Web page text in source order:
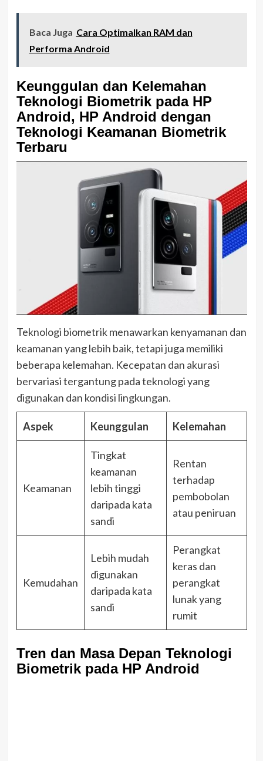
Baca Juga Cara Optimalkan RAM dan
Performa Android
Keunggulan dan Kelemahan
Teknologi Biometrik pada HP
Android, HP Android dengan
Teknologi Keamanan Biometrik
Terbaru
Teknologi biometrik menawarkan kenyamanan dan
keamanan yang lebih baik, tetapi juga memiliki
beberapa kelemahan. Kecepatan dan akurasi
bervariasi tergantung pada teknologi yang
digunakan dan kondisi lingkungan.
Aspek Keunggulan Kelemahan
Keamanan
Tingkat
keamanan
lebih tinggi
daripada kata
sandi
Rentan
terhadap
pembobolan
atau peniruan
Kemudahan
Lebih mudah
digunakan
daripada kata
sandi
Perangkat
keras dan
perangkat
lunak yang
rumit
Tren dan Masa Depan Teknologi
Biometrik pada HP Android